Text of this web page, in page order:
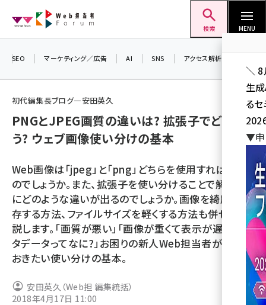
ン
検索 MENU
seo (3541)
youtube (2449)
note (2323)
セミナー (2318)
z世代 (1632)
meo (1282)
llmo (1171)
SEO マーケティング／広告 AI SNS アクセス解析／データ分析
初代編集長ブログ―安田英久
PNGとJPEG画質の違いは? 拡張子でどう違
う? ウェブ画像使い分けの基本
Web画像は「jpeg」と「png」どちらを使用すればよい
のでしょうか。また、拡張子を使い分けることで解像度
にどのような違いが出るのでしょうか。画像を綺麗に保
存する方法、ファイルサイズを軽くする方法も併せて解
説します。「画質が悪い」「画像が重くて表示が遅い」「メ
タデータってなに?」お困りの新人Web担当者が知って
おきたい使い分けの基本。
安田英久（Web担 編集統括）
2018年4月17日 11:00
＼ 8
生
る
▼申